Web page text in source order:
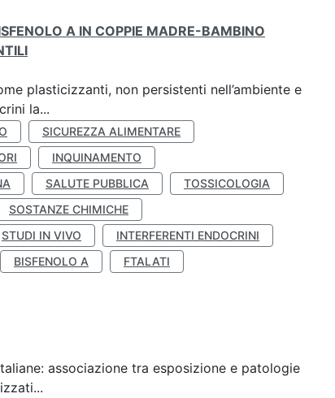
A IN COPPIE MADRE-BAMBINO
plasticizzanti, non persistenti nell’ambiente e
la...
SICUREZZA ALIMENTARE
INQUINAMENTO
SALUTE PUBBLICA
TOSSICOLOGIA
SOSTANZE CHIMICHE
STUDI IN VIVO
INTERFERENTI ENDOCRINI
BISFENOLO A
FTALATI
associazione tra esposizione e patologie